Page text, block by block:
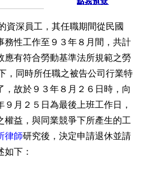
深員工，其任職期間從民國
務性工作至９３年８月間，共計
應有符合勞動基準法所規範之勞
，同時所任職之被告公司行業特
故於９３年８月２６日時，向
月２５日為最後上班工作日，
益，與同業競爭下所產生的工
律師研究後，決定申請退休並請
下：